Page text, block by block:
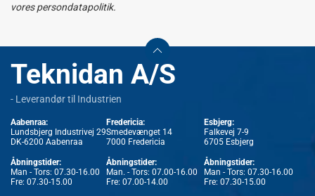
vores persondatapolitik.
Teknidan A/S
- Leverandør til Industrien
Aabenraa:
Lundsbjerg Industrivej 29
DK-6200 Aabenraa
Åbningstider:
Man - Tors: 07.30-16.00
Fre: 07.30-15.00
Fredericia:
Smedevænget 14
7000 Fredericia
Åbningstider:
Man. - Tors: 07.00-16.00
Fre: 07.00-14.00
Esbjerg:
Falkevej 7-9
6705 Esbjerg
Åbningstider:
Man - Tors: 07.30-16.00
Fre: 07.30-15.00